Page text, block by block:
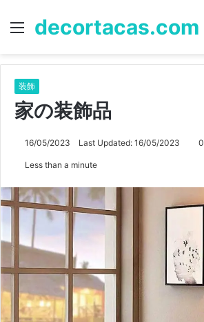
Menu
decortacas.com
装飾
家の装飾品
16/05/2023 Last Updated: 16/05/2023 0
Less than a minute